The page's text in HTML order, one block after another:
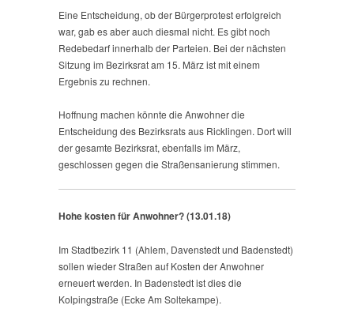
Eine Entscheidung, ob der Bürgerprotest erfolgreich
war, gab es aber auch diesmal nicht. Es gibt noch
Redebedarf innerhalb der Parteien. Bei der nächsten
Sitzung im Bezirksrat am 15. März ist mit einem
Ergebnis zu rechnen.
Hoffnung machen könnte die Anwohner die
Entscheidung des Bezirksrats aus Ricklingen. Dort will
der gesamte Bezirksrat, ebenfalls im März,
geschlossen gegen die Straßensanierung stimmen.
Hohe kosten für Anwohner? (13.01.18)
Im Stadtbezirk 11 (Ahlem, Davenstedt und Badenstedt)
sollen wieder Straßen auf Kosten der Anwohner
erneuert werden. In Badenstedt ist dies die
Kolpingstraße (Ecke Am Soltekampe).